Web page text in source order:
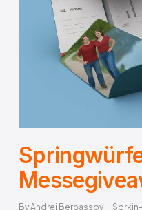
ByAndrej Berbassov